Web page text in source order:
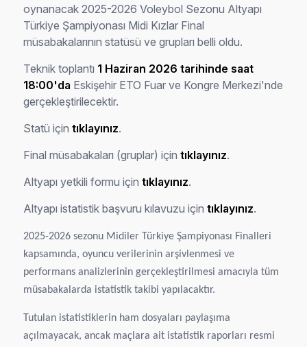
oynanacak 2025-2026 Voleybol Sezonu Altyapı
Türkiye Şampiyonası Midi Kızlar Final
müsabakalarının statüsü ve grupları belli oldu.
Teknik toplantı 1 Haziran 2026 tarihinde saat
18:00'da Eskişehir ETO Fuar ve Kongre Merkezi'nde
gerçekleştirilecektir.
Statü içintıklayınız.
Final müsabakaları (gruplar) içintıklayınız.
Altyapı yetkili formu içintıklayınız.
Altyapı istatistik başvuru kılavuzu içintıklayınız.
2025-2026 sezonu Midiler Türkiye Şampiyonası Finalleri
kapsamında, oyuncu verilerinin arşivlenmesi ve
performans analizlerinin gerçekleştirilmesi amacıyla tüm
müsabakalarda istatistik takibi yapılacaktır.
Tutulan istatistiklerin ham dosyaları paylaşıma
açılmayacak, ancak maçlara ait istatistik raporları resmi